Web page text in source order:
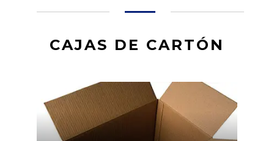
CAJAS DE CARTÓN